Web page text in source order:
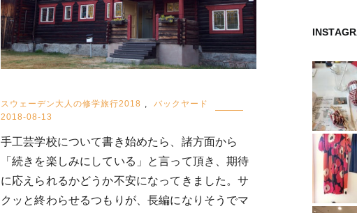
スウェーデン大人の修学旅行2018 ,
バックヤード
2018-08-13
手工芸学校について書き始めたら、諸方面から
「続きを楽しみにしている」と言って頂き、期待
に応えられるかどうか不安になってきました。サ
クッと終わらせるつもりが、長編になりそうでマ
ー